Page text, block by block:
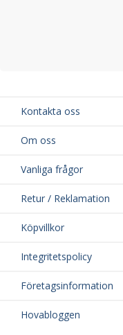
Kontakta oss
Om oss
Vanliga frågor
Retur / Reklamation
Köpvillkor
Integritetspolicy
Företagsinformation
Hovabloggen